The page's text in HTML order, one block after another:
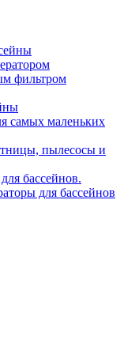
фильтром
самых маленьких
пылесосы и
бассейнов.
для бассейнов